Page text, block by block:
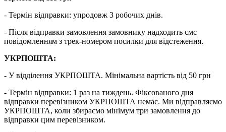
- Термін відправки: упродовж 3 робочих днів.
- Після відправки замовлення замовнику надходить смс
повідомленням з трек-номером посилки для відстеження.
УКРПОШТА:
- У відділення УКРПОШТА. Мінімальна вартість від 50 грн
- Термін відправки: 1 раз на тиждень. Фіксованого дня
відправки перевізником УКРПОШТА немає. Ми відправляємо
УКРПОШТА, коли збираємо мінімум три замовлення до
відправки цим перевізником.